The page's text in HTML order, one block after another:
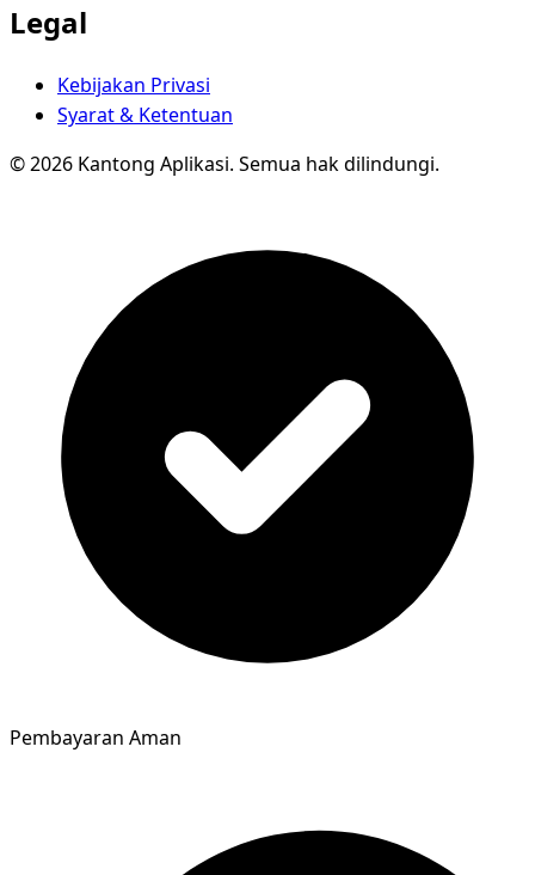
Legal
Kebijakan Privasi
Syarat & Ketentuan
© 2026 Kantong Aplikasi. Semua hak dilindungi.
Pembayaran Aman